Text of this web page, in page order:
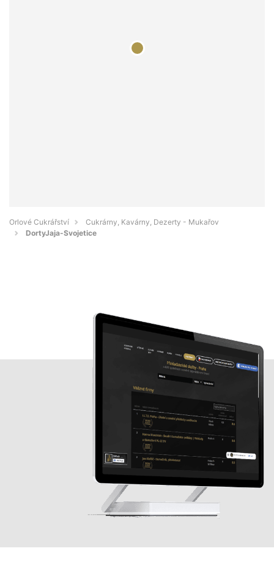
Orlové Cukrářství
Cukrárny, Kavárny, Dezerty - Mukařov
DortyJaja-Svojetice